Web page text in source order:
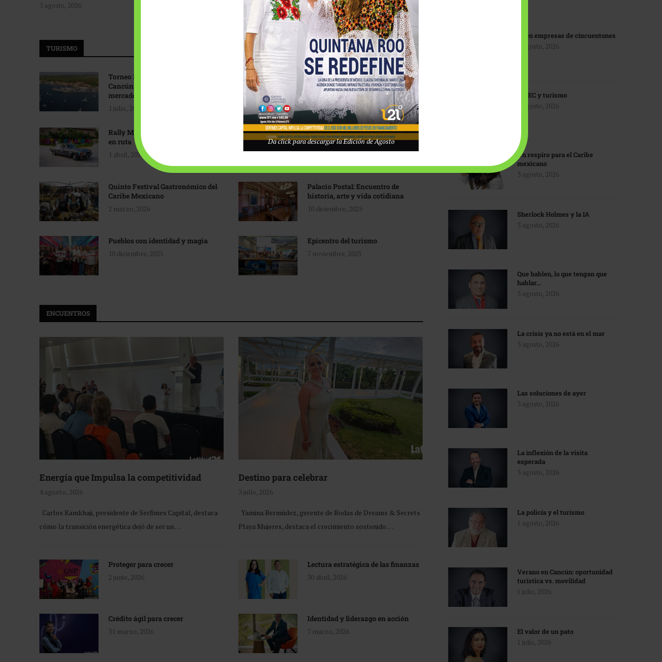
3 agosto, 2026
Tecnológico de Monterrey
3 agosto, 2026
TURISMO
Torneo Internacional de Pesca
Cancún: Navegando hacia nuevos
mercados
1 julio, 2026
Promoción turística con visión
1 abril, 2026
Rally Maya: Herencia automotriz
en ruta
1 abril, 2026
Industria global en
reconfiguración
31 marzo, 2026
Quinto Festival Gastronómico del
Caribe Mexicano
2 marzo, 2026
Palacio Postal: Encuentro de
historia, arte y vida cotidiana
10 diciembre, 2025
Pueblos con identidad y magia
10 diciembre, 2025
Epicentro del turismo
7 noviembre, 2025
ENCUENTROS
Energía que Impulsa la competitividad
4 agosto, 2026
Carlos Kamkhaji, presidente de Serfimex Capital, destaca
cómo la transición energética dejó de ser un …
Destino para celebrar
3 julio, 2026
Yamina Bermúdez, gerente de Bodas de Dreams & Secrets
Playa Mujeres, destaca el crecimiento sostenido …
Proteger para crecer
2 junio, 2026
Lectura estratégica de las finanzas
30 abril, 2026
Crédito ágil para crecer
31 marzo, 2026
Identidad y liderazgo en acción
7 marzo, 2026
IA en empresas de cincuentones
3 agosto, 2026
TMEC y turismo
3 agosto, 2026
Un respiro para el Caribe
mexicano
3 agosto, 2026
Sherlock Holmes y la IA
3 agosto, 2026
Que hablen, lo que tengan que
hablar…
3 agosto, 2026
La crisis ya no está en el mar
3 agosto, 2026
Las soluciones de ayer
3 agosto, 2026
La inflexión de la visita
esperada
3 agosto, 2026
La policía y el turismo
1 agosto, 2026
Verano en Cancún: oportunidad
turística vs. movilidad
1 julio, 2026
El valor de un pato
1 julio, 2026
Da click para descargar la Edición de Agosto